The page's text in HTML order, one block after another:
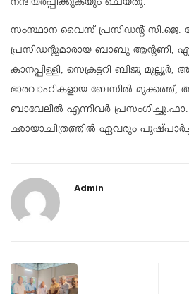
നന്ദിയർപ്പിക്കുകയും ചെയ്തു.
സംസ്ഥാന വൈസ് പ്രസിഡന്റ്
പ്രസിഡന്റുമാരായ ബാബു ആന്റണി,
കാനപ്പിള്ളി, സെക്രട്ടറി ബിജു മുല്ലൂർ,
ഭാരവാഹികളായ ബേസിൽ മുക്കത്ത്,
ബാവേലിൽ എന്നിവർ പ്രസംഗിച്ചു.ഫാ.
ഛായാചിത്രത്തിൽ ഏവരും
Admin